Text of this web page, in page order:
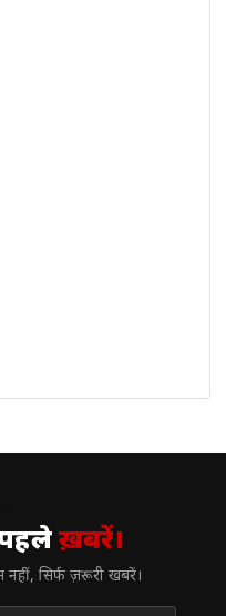
ख़बरें।
सिर्फ ज़रूरी खबरें।